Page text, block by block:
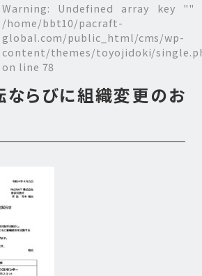
Warning: Undefined array key ""
/home/bbt10/pacraft-
global.com/public_html/cms/wp-
content/themes/toyojidoki/
on line 78
ならびに組織変更のお